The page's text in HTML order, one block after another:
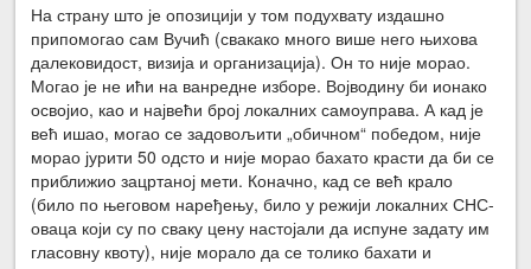
На страну што је опозицији у том подухвату издашно
припомогао сам Вучић (свакако много више него њихова
далековидост, визија и организација). Он то није морао.
Могао је не ићи на ванредне изборе. Војводину би ионако
освојио, као и највећи број локалних самоуправа. А кад је
већ ишао, могао се задовољити „обичном“ победом, није
морао јурити 50 одсто и није морао бахато красти да би се
приближио зацртаној мети. Коначно, кад се већ крало
(било по његовом наређењу, било у режији локалних СНС-
оваца који су по сваку цену настојали да испуне задату им
гласовну квоту), није морало да се толико бахати и